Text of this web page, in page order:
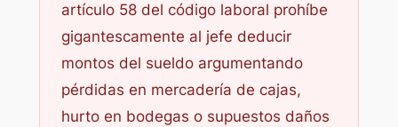
artículo 58 del código laboral prohíbe
gigantescamente al jefe deducir
montos del sueldo argumentando
pérdidas en mercadería de cajas,
hurto en bodegas o supuestos daños